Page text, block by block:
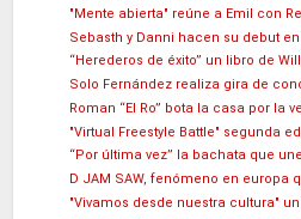
"Mente abierta" reúne a Emil con
Sebasth y Danni hacen su debut
“Herederos de éxito” un libro de
Solo Fernández realiza gira de
Roman “El Ro” bota la casa por la
"Virtual Freestyle Battle" segunda
“Por última vez” la bachata que
D JAM SAW, fenómeno en europa
"Vivamos desde nuestra cultura" un